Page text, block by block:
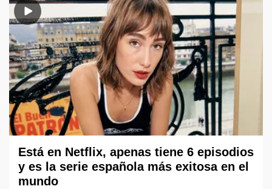
Está en Netflix, apenas tiene 6 episodios
y es la serie española más exitosa en el
mundo